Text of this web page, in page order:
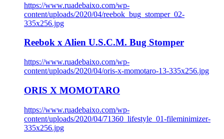
https://www.ruadebaixo.com/wp-
content/uploads/2020/04/reebok_bug_stomper_02-
335x256.jpg
Reebok x Alien U.S.C.M. Bug Stomper
https://www.ruadebaixo.com/wp-
content/uploads/2020/04/oris-x-momotaro-13-335x256.jpg
ORIS X MOMOTARO
https://www.ruadebaixo.com/wp-
content/uploads/2020/04/71360_lifestyle_01-fileminimizer-
335x256.jpg